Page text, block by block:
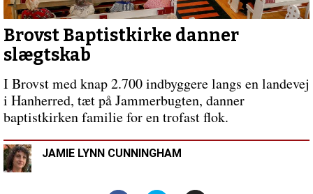
indlæg:
Refleksion
over
Frygt
Tro
Brovst Baptistkirke danner
slægtskab
I Brovst med knap 2.700 indbyggere langs en landevej
i Hanherred, tæt på Jammerbugten, danner
baptistkirken familie for en trofast flok.
JAMIE LYNN CUNNINGHAM